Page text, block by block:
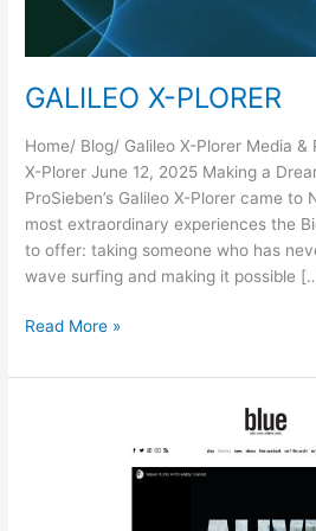
GALILEO X-PLORER
Home/ Blog/ Galileo X-Plorer Media &
X-Plorer June 12, 2025 Making a
ProSieben’s Galileo X-Plorer came
most extraordinary experiences the
to offer: taking someone who has
wave surfing and making it possible
GALILEO
PLORER
Read More »